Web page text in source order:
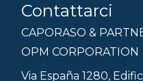
Contattarci
CAPORASO &
OPM CORPORATION
Via España 1280,